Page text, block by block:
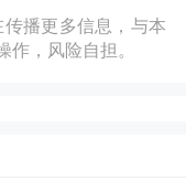
播更多信息，与本
，风险自担。